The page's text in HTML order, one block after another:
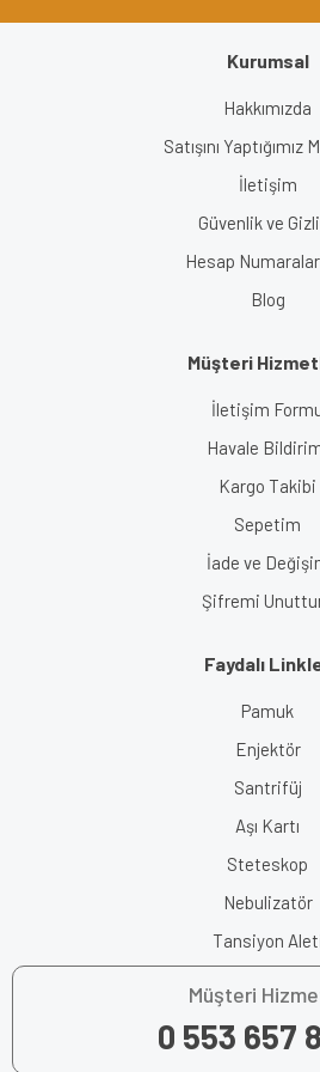
Kurumsal
Hakkımızda
Satışını Yaptığımız
İletişim
Güvenlik ve
Hesap
Blog
Müşteri
İletişim
Havale
Kargo Takibi
Sepetim
İade ve
Şifremi
Faydalı
Pamuk
Enjektör
Santrifüj
Aşı Kartı
Steteskop
Nebulizatör
Tansiyon
Müşteri
0 553 657